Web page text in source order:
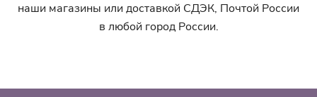
наши магазины или доставкой СДЭК, Почтой России
в любой город России.